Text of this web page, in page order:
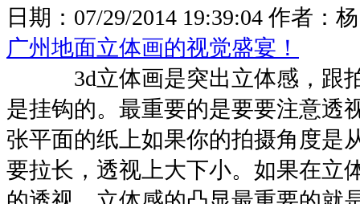
日期： 07/29/2014 19:39:04 作者：
广州地面立体画的视觉盛宴！
3d立体画是突出立体感，跟拍
是挂钩的。最重要的是要要注意透
张平面的纸上如果你的拍摄角度是
要拉长，透视上大下小。如果在立